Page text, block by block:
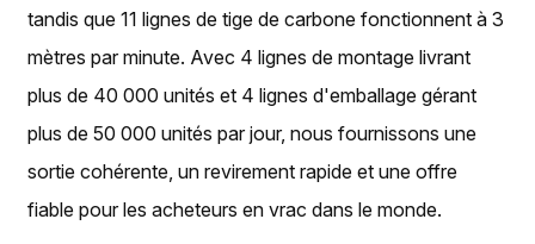
tandis que 11 lignes de tige de carbone fonctionnent à 3
mètres par minute. Avec 4 lignes de montage livrant
plus de 40 000 unités et 4 lignes d'emballage gérant
plus de 50 000 unités par jour, nous fournissons une
sortie cohérente, un revirement rapide et une offre
fiable pour les acheteurs en vrac dans le monde.